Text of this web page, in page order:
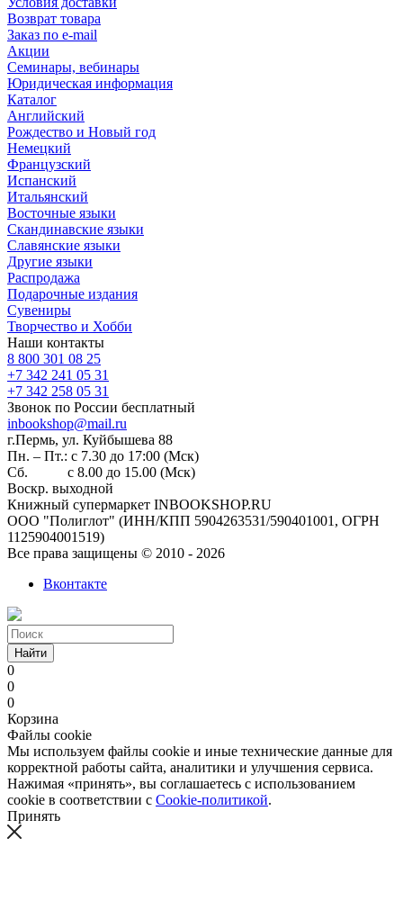
Возврат товара
Заказ по e-mail
Акции
Семинары, вебинары
Юридическая информация
Каталог
Английский
Рождество и Новый год
Немецкий
Французский
Испанский
Итальянский
Восточные языки
Скандинавские языки
Славянские языки
Другие языки
Распродажа
Подарочные издания
Сувениры
Творчество и Хобби
Наши контакты
8 800 301 08 25
+7 342 241 05 31
+7 342 258 05 31
Звонок по России бесплатный
inbookshop@mail.ru
г.Пермь, ул. Куйбышева 88
Пн. – Пт.: с 7.30 до 17:00 (Мск)
Сб. с 8.00 до 15.00 (Мск)
Воскр. выходной
Книжный супермаркет INBOOKSHOP.RU
ООО "Полиглот" (ИНН/КПП 5904263531/590401001, ОГРН
1125904001519)
Все права защищены © 2010 - 2026
Вконтакте
Найти
0
0
0
Корзина
Файлы cookie
Мы используем файлы cookie и иные технические данные для
корректной работы сайта, аналитики и улучшения сервиса.
Нажимая «принять», вы соглашаетесь с использованием
cookie в соответствии с Cookie-политикой.
Принять